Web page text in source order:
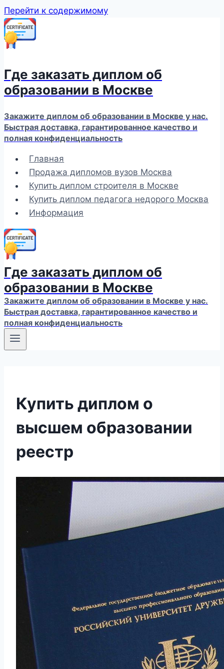
Перейти к содержимому
Где заказать диплом об
образовании в Москве
Закажите диплом об образовании в Москве у нас.
Быстрая доставка, гарантированное качество и
полная конфиденциальность
Главная
Продажа дипломов вузов Москва
Купить диплом строителя в Москве
Купить диплом педагога недорого Москва
Информация
Где заказать диплом об
образовании в Москве
Закажите диплом об образовании в Москве у нас.
Быстрая доставка, гарантированное качество и
полная конфиденциальность
Купить диплом о
высшем образовании
реестр